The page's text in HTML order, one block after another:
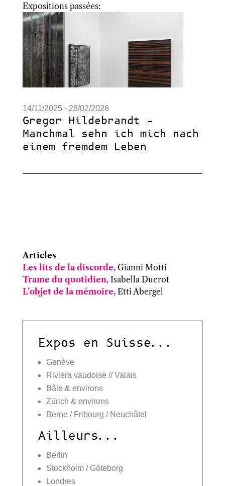
Expositions passées:
14/11/2025 - 28/02/2026
Gregor Hildebrandt –
Manchmal sehn ich mich nach
einem fremdem Leben
Articles
Les lits de la discorde, Gianni Motti
Trame du quotidien,Isabella Ducrot
L’objet de la mémoire, Etti Abergel
Expos en Suisse...
Genève
Riviera vaudoise // Valais
Bâle & environs
Zürich & environs
Berne / Fribourg / Neuchâtel
Ailleurs...
Berlin
Stockholm / Göteborg
Londres